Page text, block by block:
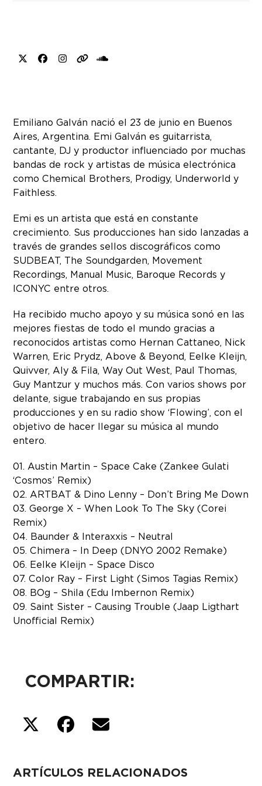
X Facebook
Instagram
WebsiteSoundCloud
Emiliano Galván nació el 23 de junio en Buenos
Aires, Argentina. Emi Galván es guitarrista,
cantante, DJ y productor influenciado por muchas
bandas de rock y artistas de música electrónica
como Chemical Brothers, Prodigy, Underworld y
Faithless.
Emi es un artista que está en constante
crecimiento. Sus producciones han sido lanzadas a
través de grandes sellos discográficos como
SUDBEAT, The Soundgarden, Movement
Recordings, Manual Music, Baroque Records y
ICONYC entre otros.
Ha recibido mucho apoyo y su música sonó en las
mejores fiestas de todo el mundo gracias a
reconocidos artistas como Hernan Cattaneo, Nick
Warren, Eric Prydz, Above & Beyond, Eelke Kleijn,
Quivver, Aly & Fila, Way Out West, Paul Thomas,
Guy Mantzur y muchos más. Con varios shows por
delante, sigue trabajando en sus propias
producciones y en su radio show ‘Flowing’, con el
objetivo de hacer llegar su música al mundo
entero.
01. Austin Martin – Space Cake (Zankee Gulati
‘Cosmos’ Remix)
02. ARTBAT & Dino Lenny – Don’t Bring Me Down
03. George X – When Look To The Sky (Corei
Remix)
04. Baunder & Interaxxis – Neutral
05. Chimera – In Deep (DNYO 2002 Remake)
06. Eelke Kleijn – Space Disco
07. Color Ray – First Light (Simos Tagias Remix)
08. BOg – Shila (Edu Imbernon Remix)
09. Saint Sister – Causing Trouble (Jaap Ligthart
Unofficial Remix)
COMPARTIR:
ARTÍCULOS RELACIONADOS